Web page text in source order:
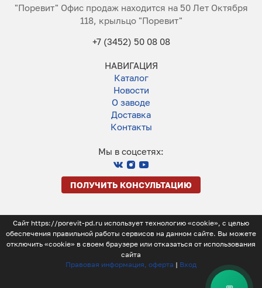
"Поревит" Офис продаж находится на 50 Лет Октября
118, крыльцо "Поревит"
+7 (3452) 50 08 08
НАВИГАЦИЯ
Каталог
Новости
О заводе
Доставка
Контакты
Мы в соцсетях:
ПОЛУЧИТЬ КОНСУЛЬТАЦИЮ
Сайт https://porevit-pd.ru использует технологию «cookie», с целью
обеспечения правильной работы сервисов на данном сайте. Вы можете
отключить «cookie» в своем браузере или отказаться от использования
сайта
Правовая информация, оферта | Вход